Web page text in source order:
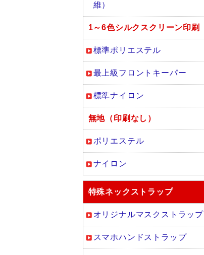
維）
1～6色シルクスクリーン印刷
標準ポリエステル
最上級フロントキーパー
標準ナイロン
無地（印刷なし）
ポリエステル
ナイロン
特殊ネックストラップ
オリジナルマスクストラップ
スマホハンドストラップ